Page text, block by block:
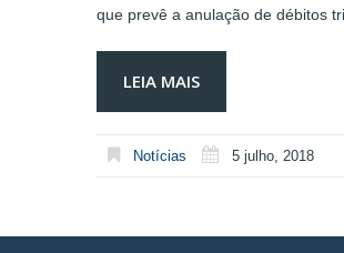
que prevê a anulação de débitos
LEIA MAIS
Notícias 5 julho, 2018